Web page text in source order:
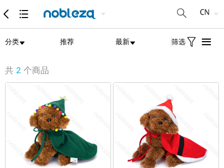
分类 推荐 最新 筛选
共 2 个商品